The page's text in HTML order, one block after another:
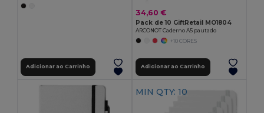
Adicionar ao Carrinho
34,60 €
Pack de 10 GiftRetail MO1804
ARCONOT Caderno A5 pautado
+10 CORES
Adicionar ao Carrinho
MIN QTY: 10